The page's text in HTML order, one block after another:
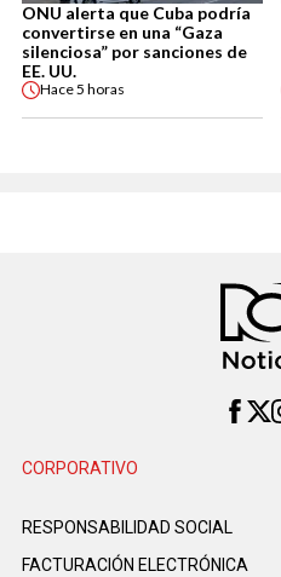
ONU alerta que Cuba podría
convertirse en una “Gaza
silenciosa” por sanciones de
EE. UU.
Hace5 horas
CORPORATIVO
RESPONSABILIDAD SOCIAL
FACTURACIÓN ELECTRÓNICA